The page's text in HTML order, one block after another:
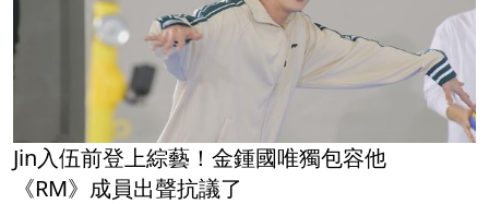
Jin入伍前登上綜藝！金鍾國唯獨包容他
《RM》成員出聲抗議了